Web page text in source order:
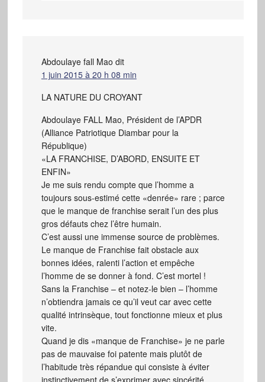
Abdoulaye fall Mao dit
1 juin 2015 à 20 h 08 min
LA NATURE DU CROYANT
Abdoulaye FALL Mao, Président de l’APDR
(Alliance Patriotique Diambar pour la
République)
«LA FRANCHISE, D’ABORD, ENSUITE ET
ENFIN»
Je me suis rendu compte que l’homme a
toujours sous-estimé cette «denrée» rare ; parce
que le manque de franchise serait l’un des plus
gros défauts chez l’être humain.
C’est aussi une immense source de problèmes.
Le manque de Franchise fait obstacle aux
bonnes idées, ralenti l’action et empêche
l’homme de se donner à fond. C’est mortel !
Sans la Franchise – et notez-le bien – l’homme
n’obtiendra jamais ce qu’il veut car avec cette
qualité intrinsèque, tout fonctionne mieux et plus
vite.
Quand je dis «manque de Franchise» je ne parle
pas de mauvaise foi patente mais plutôt de
l’habitude très répandue qui consiste à éviter